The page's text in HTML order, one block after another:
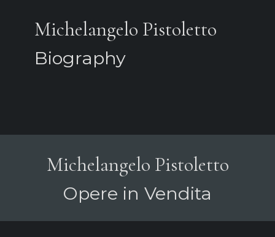
Michelangelo Pistoletto
Biography
Michelangelo Pistoletto
Opere in Vendita